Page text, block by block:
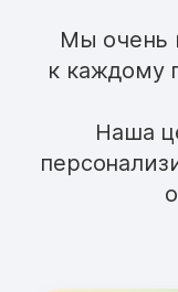
Мы очень
к каждому
Наша